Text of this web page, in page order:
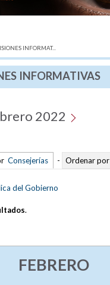
INFORMAT...
INFORMATIVAS
2022
Consejerías - Ordenar por
del Gobierno
.
FEBRERO